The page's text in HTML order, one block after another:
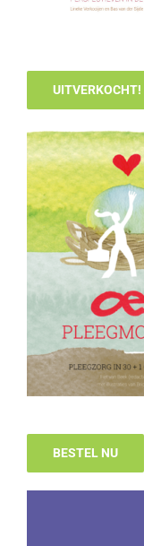
UITVERKOCHT!
BESTEL NU